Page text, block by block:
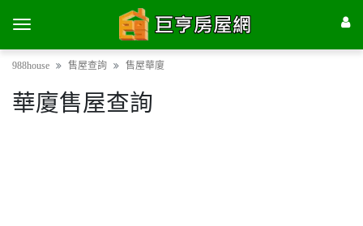
988house 售屋查詢 售屋華廈
華廈售屋查詢